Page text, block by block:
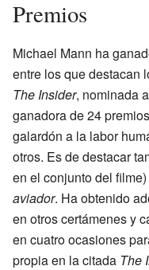
Premios
Michael Mann ha
entre los que destacan
The Insider, nominada
ganadora de 24
galardón a la labor
otros. Es de destacar
en el conjunto del
aviador. Ha obtenido
en otros certámenes y
en cuatro ocasiones
propia en la citada The